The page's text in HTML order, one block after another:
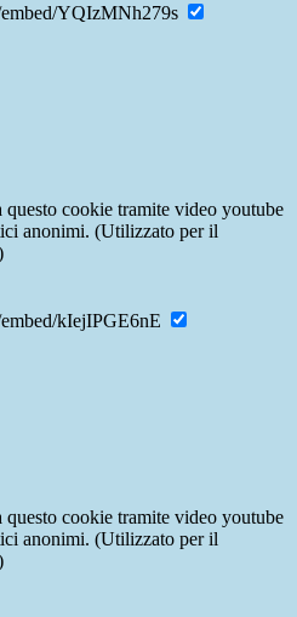
YQIzMNh279s
questo cookie tramite video youtube
anonimi. (Utilizzato per il
kIejIPGE6nE
questo cookie tramite video youtube
anonimi. (Utilizzato per il